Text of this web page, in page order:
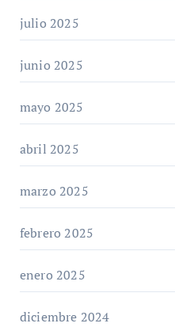
julio 2025
junio 2025
mayo 2025
abril 2025
marzo 2025
febrero 2025
enero 2025
diciembre 2024